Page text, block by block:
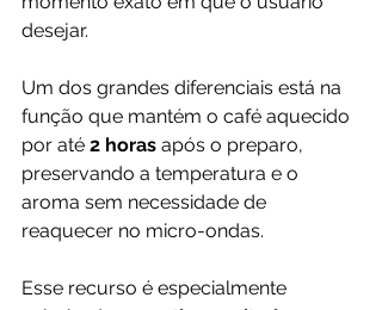
desejar.
Um dos grandes diferenciais está na
função que mantém o café aquecido
por até 2 horas após o preparo,
preservando a temperatura e o
aroma sem necessidade de
reaquecer no micro-ondas.
Esse recurso é especialmente